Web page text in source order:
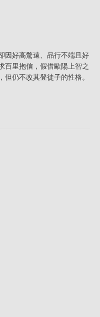
因好高騖遠、品行不端且好
百里抱信，假借歐陽上智之
仍不改其登徒子的性格。